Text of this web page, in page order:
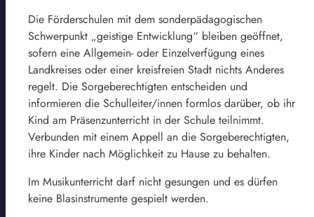
Die Förderschulen mit dem sonderpädagogischen
Schwerpunkt „geistige Entwicklung“ bleiben geöffnet,
sofern eine Allgemein- oder Einzelverfügung eines
Landkreises oder einer kreisfreien Stadt nichts Anderes
regelt. Die Sorgeberechtigten entscheiden und
informieren die Schulleiter/innen formlos darüber, ob ihr
Kind am Präsenzunterricht in der Schule teilnimmt.
Verbunden mit einem Appell an die Sorgeberechtigten,
ihre Kinder nach Möglichkeit zu Hause zu behalten.
Im Musikunterricht darf nicht gesungen und es dürfen
keine Blasinstrumente gespielt werden.